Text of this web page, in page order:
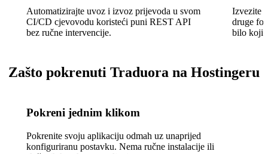
Automatizirajte uvoz i izvoz prijevoda u svom
CI/CD cjevovodu koristeći puni REST API
bez ručne intervencije.
Izvezite
druge
bilo koji
Zašto pokrenuti Traduora na Hostingeru
Pokreni jednim klikom
Pokrenite svoju aplikaciju odmah uz unaprijed
konfiguriranu postavku. Nema ručne instalacije ili